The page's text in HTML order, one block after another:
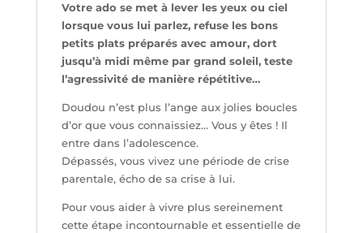
Votre ado se met à lever les yeux ou ciel
lorsque vous lui parlez, refuse les bons
petits plats préparés avec amour, dort
jusqu’à midi même par grand soleil, teste
l’agressivité de manière répétitive…
Doudou n’est plus l’ange aux jolies boucles
d’or que vous connaissiez… Vous y êtes ! Il
entre dans l’adolescence.
Dépassés, vous vivez une période de crise
parentale, écho de sa crise à lui.
Pour vous aider à vivre plus sereinement
cette étape incontournable et essentielle de